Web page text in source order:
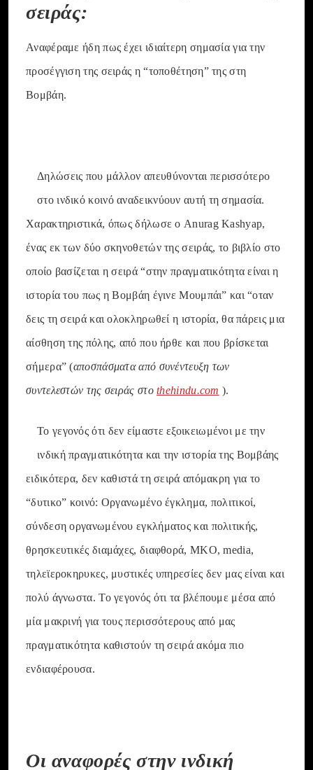
σειράς:
Αναφέραμε ήδη πως έχει ιδιαίτερη σημασία για την
προσέγγιση της σειράς η “τοποθέτηση” της στη
Βομβάη.
Δηλώσεις που μάλλον απευθύνονται περισσότερο
στο ινδικό κοινό αναδεικνύουν αυτή τη σημασία.
Χαρακτηριστικά, όπως δήλωσε ο Anurag Kashyap,
ένας εκ των δύο σκηνοθετών της σειράς, το βιβλίο στο
οποίο βασίζεται η σειρά “στην πραγματικότητα είναι η
ιστορία του πως η Βομβάη έγινε Μουμπάι” και “οταν
δεις τη σειρά και ολοκληρωθεί η ιστορία, θα πάρεις μια
αίσθηση της πόλης, από που ήρθε και που βρίσκεται
σήμερα” (αποσπάσματα από συνέντευξη των
συντελεστών της σειράς στοthehindu.com ).
Το γεγονός ότι δεν είμαστε εξοικειωμένοι με την
ινδική πραγματικότητα και την ιστορία της Βομβάης
ειδικότερα, δεν καθιστά τη σειρά απόμακρη για το
“δυτικο” κοινό: Οργανωμένο έγκλημα, πολιτικοί,
σύνδεση οργανωμένου εγκλήματος και πολιτικής,
θρησκευτικές διαμάχες, διαφθορά, MKO, media,
τηλεϊεροκηρυκες, μυστικές υπηρεσίες δεν μας είναι και
πολύ άγνωστα. Το γεγονός ότι τα βλέπουμε μέσα από
μία μακρινή για τους περισσότερους από μας
πραγματικότητα καθιστούν τη σειρά ακόμα πιο
ενδιαφέρουσα.
Οι αναφορές στην ινδική